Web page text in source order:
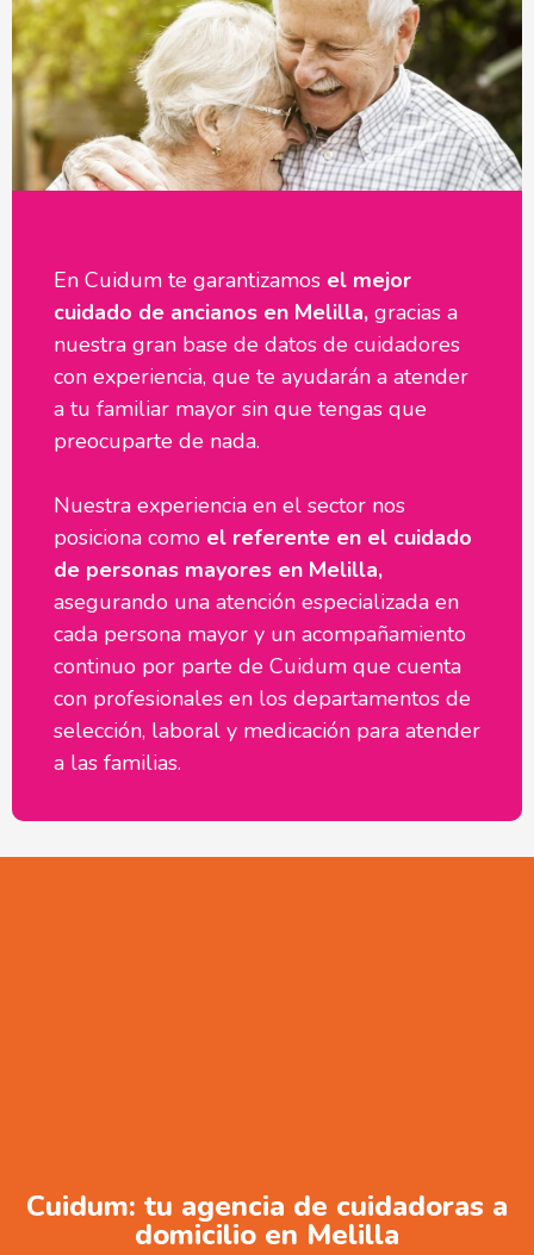
En Cuidum te garantizamos el mejor
cuidado de ancianos en Melilla, gracias a
nuestra gran base de datos de cuidadores
con experiencia, que te ayudarán a atender
a tu familiar mayor sin que tengas que
preocuparte de nada.
Nuestra experiencia en el sector nos
posiciona como el referente en el cuidado
de personas mayores en Melilla,
asegurando una atención especializada en
cada persona mayor y un acompañamiento
continuo por parte de Cuidum que cuenta
con profesionales en los departamentos de
selección, laboral y medicación para atender
a las familias.
Cuidum: tu agencia de cuidadoras a
domicilio en Melilla